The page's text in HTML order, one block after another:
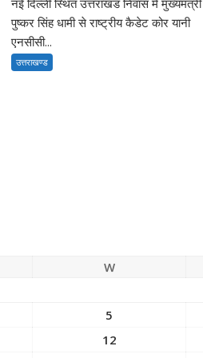
पुष्कर सिंह धामी से राष्ट्रीय कैडेट कोर यानी
एनसीसी...
उत्तराखण्ड
W
5
12